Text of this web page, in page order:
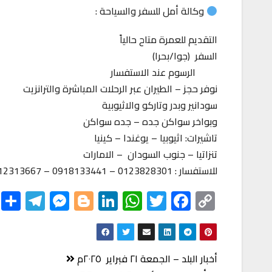
وكالة أمل للسفر والسياحة :
التقديم للعمرة متاح حالياً
السفر (جوا/بحرا)
الرسوم عند الاستفسار
نوفر حجز – الطيران عبر الرحلات المباشرة والترانزيت
سودانير وبدر وتاركو والاثيوبية
وبواخر سواكن جده – جده سواكن
تاشيرات: اثيوبيا – يوغندا – كينيا
تنزاتيا – جنوب السودان – الامارات
للاستفسار : 0123828301 – 0918133441 – 0912313667
C
o
p
y
F
ac
eb
o
T
wi
tt
er
W
h
at
s
Li
nk
ed
In
Bl
o
er
M
es
Te
le
تصفّح
أخبار البلد – الجمعة ٢١ فبراير ٢٠٢٥م